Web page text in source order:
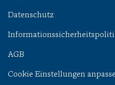
Datenschutz
AGB
Cookie Einstellungen